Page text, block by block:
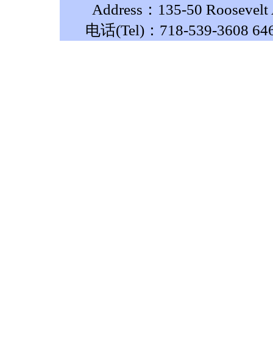
Address：135-50
电话(Tel)：718-539-3608